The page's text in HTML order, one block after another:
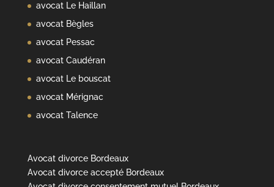
avocat Le Haillan
avocat Bègles
avocat Pessac
avocat Caudéran
avocat Le bouscat
avocat Mérignac
avocat Talence
Avocat divorce Bordeaux
Avocat divorce accepté Bordeaux